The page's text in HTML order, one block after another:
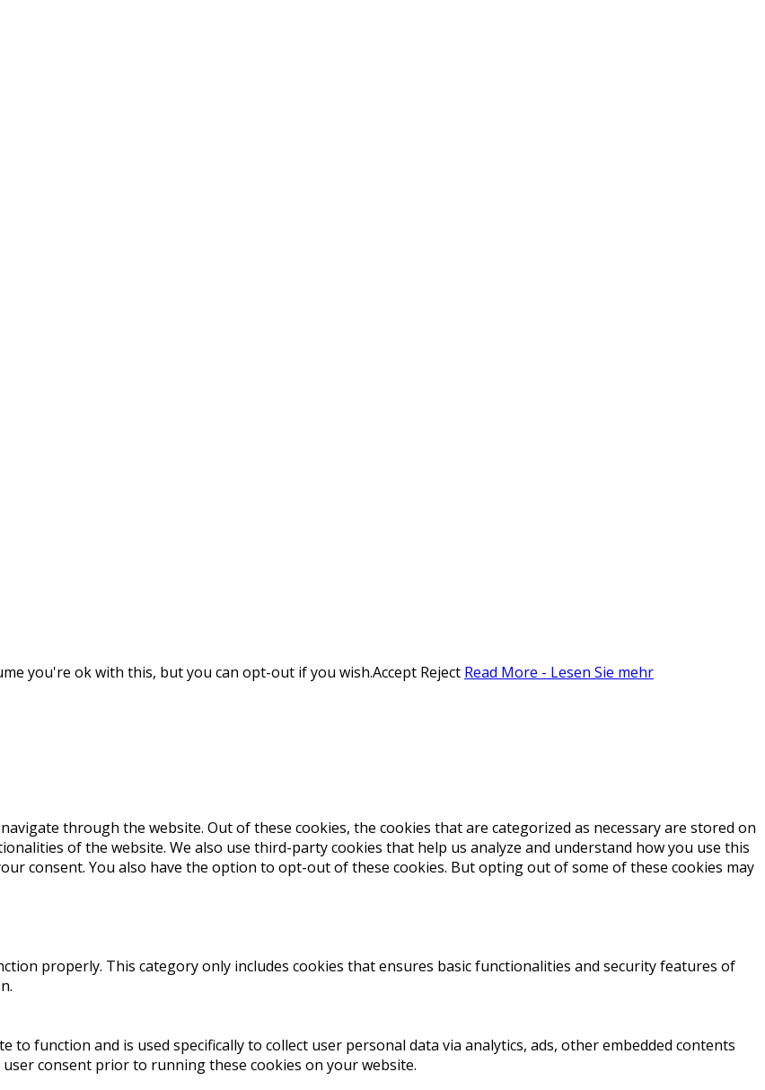
you're ok with this, but you can opt-out if you wish.Accept Reject Read More - Lesen Sie mehr
through the website. Out of these cookies, the cookies that are categorized as necessary are stored on
of the website. We also use third-party cookies that help us analyze and understand how you use this
consent. You also have the option to opt-out of these cookies. But opting out of some of these cookies may
properly. This category only includes cookies that ensures basic functionalities and security features of
function and is used specifically to collect user personal data via analytics, ads, other embedded contents
consent prior to running these cookies on your website.